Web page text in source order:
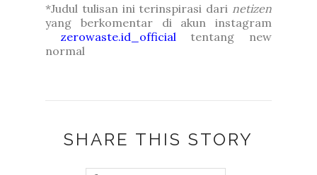
*Judul tulisan ini terinspirasi dari netizen
yang berkomentar di akun instagram
zerowaste.id_official tentang new
normal
SHARE THIS STORY